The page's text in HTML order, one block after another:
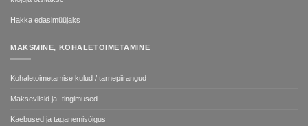
Hakka edasimüüjaks
MAKSMINE, KOHALETOIMETAMINE
Kohaletoimetamise kulud / tarnepiirangud
Makseviisid ja -tingimused
Kaebused ja taganemisõigus